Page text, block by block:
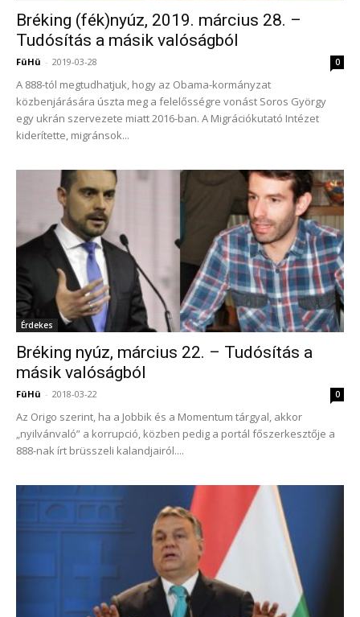
Bréking (fék)nyúz, 2019. március 28. –
Tudósítás a másik valóságból
FüHü - 2019-03-28 0
A 888-tól megtudhatjuk, hogy az Obama-kormányzat
közbenjárására úszta meg a felelősségre vonást Soros György
egy ukrán szervezete miatt 2016-ban. A Migrációkutató Intézet
kiderítette, migránsok...
Érdekes
Bréking nyúz, március 22. – Tudósítás a
másik valóságból
FüHü - 2018-03-22 0
Az Origo szerint, ha a Jobbik és a Momentum tárgyal, akkor
„nyilvánvaló” a korrupció, közben pedig a portál főszerkesztője a
888-nak írt brüsszeli kalandjairól....